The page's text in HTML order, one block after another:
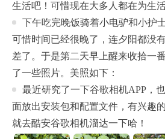
生活吧！可惜现在大多人都在为生
下午吃完晚饭骑着小电驴和小护
可惜时间已经很晚了，连夕阳都没
差了。于是第二天早上醒来收拾一
了一些照片。美照如下：
最近研究了一下谷歌相机APP，
面放出安装包和配置文件，有兴趣
就去酷安谷歌相机溜达一下哈！